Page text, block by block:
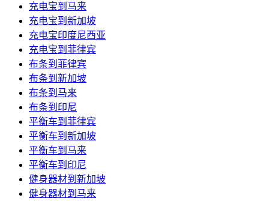
充电宝到马来
充电宝到新加坡
充电宝印度尼西亚
充电宝到菲律宾
布条到菲律宾
布条到新加坡
布条到马来
布条到印尼
平衡车到菲律宾
平衡车到新加坡
平衡车到马来
平衡车到印尼
健身器材到新加坡
健身器材到马来